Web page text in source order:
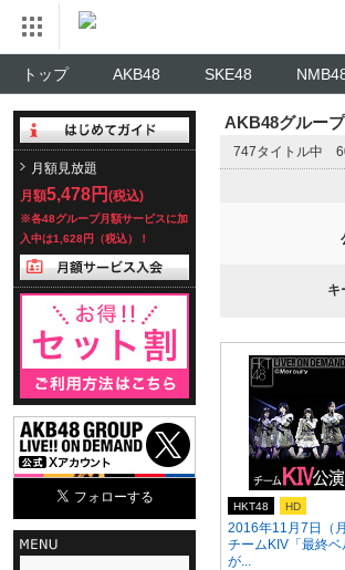
トップ AKB48 SKE48
月額見放題
月額5,478円 (税込)
※各48グループ月額サービスに加
入中は1,628円（税込）！
AKB48グルー
747タイトル中
キ
2016年11月7日（月
チームKIV「最終ベ
が...
HKT48 HD